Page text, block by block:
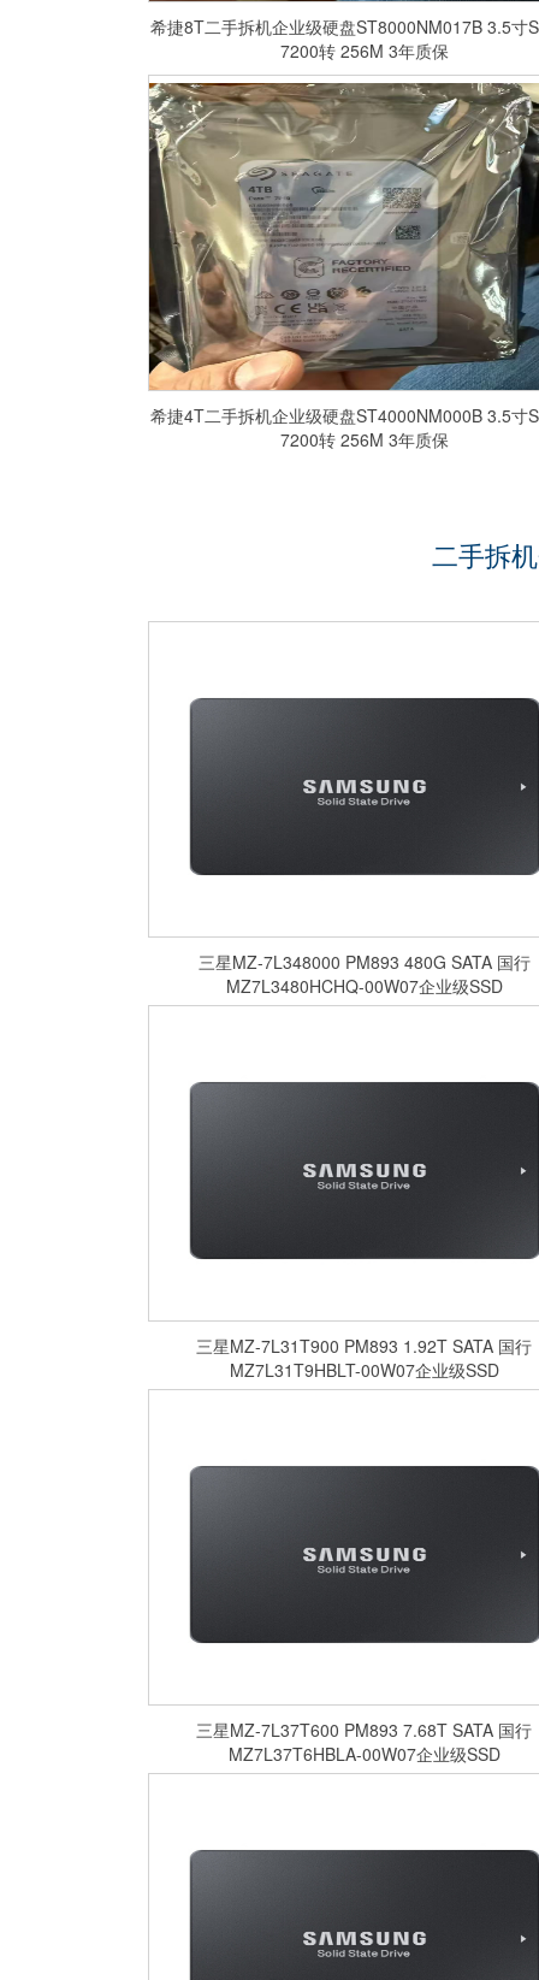
希捷8T二手拆机企业级硬盘ST8000NM017B 3.5寸
7200转 256M 3年质保
希捷4T二手拆机企业级硬盘ST4000NM000B 3.5寸
7200转 256M 3年质保
二手拆
​三星MZ-7L348000 PM893 480G SATA 国行
MZ7L3480HCHQ-00W07企业级SSD
​三星MZ-7L31T900 PM893 1.92T SATA 国行
MZ7L31T9HBLT-00W07企业级SSD
​三星MZ-7L37T600 PM893 7.68T SATA 国行
MZ7L37T6HBLA-00W07企业级SSD